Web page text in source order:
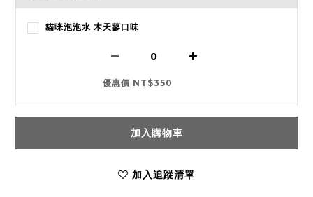
貓咪泡泡水 木天蓼口味
優惠價 NT$350
加入購物車
加入追蹤清單